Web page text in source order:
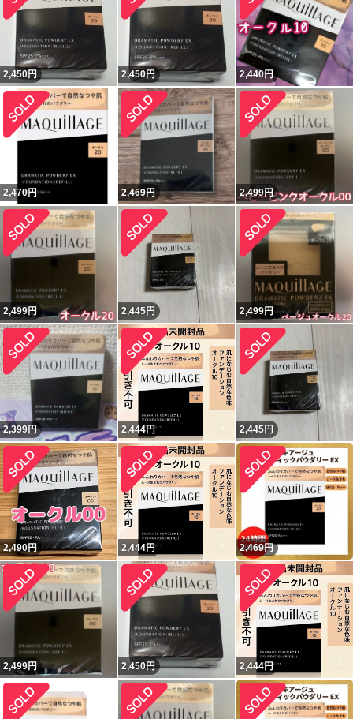
2,450円 2,450円 2,440円
2,470円 2,469円 2,499円
2,499円 2,445円 2,499円
2,399円 2,444円 2,445円
2,490円 2,444円 2,469円
2,499円 2,450円 2,444円